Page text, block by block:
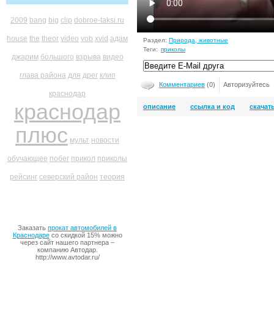
2009 bang big clip dobroe-taksi.ru
house the theor video vob xvid адам
джарим большого взрыва видео
глава района для дрег клип
краснодар
краснодар
плюс мульт новости
обучающее побег прикол приколы
рейсинг северский район теория
Заказать прокат автомобилей в
Краснодаресо скидкой 15% можно
через сайт нашего партнера –
компанию Автодар.
http://www.avtodar.ru/
Раздел: Природа, животные
Теги: приколы
Комментариев (0) Авторизуйтесь
описание ссылка и код